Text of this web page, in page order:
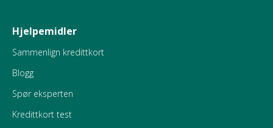
Hjelpemidler
Sammenlign kredittkort
Blogg
Spør eksperten
Kredittkort test